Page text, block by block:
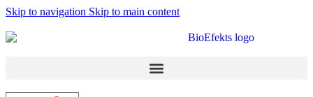
Skip to navigation Skip to main content